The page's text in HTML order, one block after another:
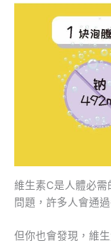
維生素C是人體必
問題，許多人會通
但你也會發現，維